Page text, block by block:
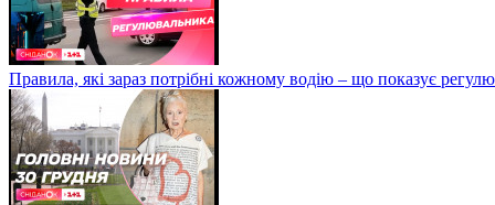
Правила, які зараз потрібні кожному водію – що показує